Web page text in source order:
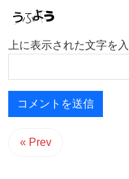
上に表示された文字を
« Prev